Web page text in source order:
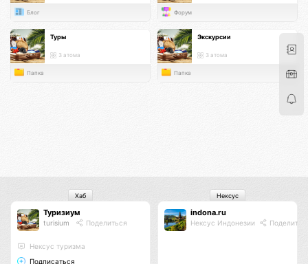
Блог Форум
Туры
3 атома
Папка
Экскурсии
3 атома
Папка
Туризиум
turisium Поделиться
Нексус туризма
Подписаться
Хаб
indona.ru
Нексус Индонезии
Нексус